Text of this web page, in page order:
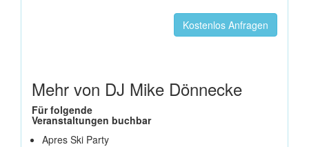
Kostenlos Anfragen
Mehr von DJ Mike Dönnecke
Für folgende
Veranstaltungen buchbar
Apres Ski Party